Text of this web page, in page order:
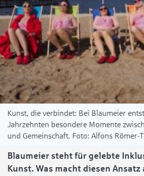
Kunst, die verbindet: Bei Blaumeier
Jahrzehnten besondere Momente
und Gemeinschaft.
Alfons Römer-
Blaumeier steht für gelebte
Kunst. Was macht diesen Ansatz